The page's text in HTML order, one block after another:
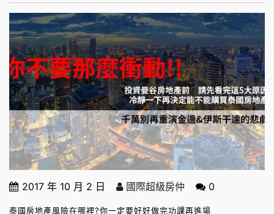
2017 年 10 月 2 日 國際超級房仲 0
泰國房地產風險在哪裡?你一定要好好做完功課再進場